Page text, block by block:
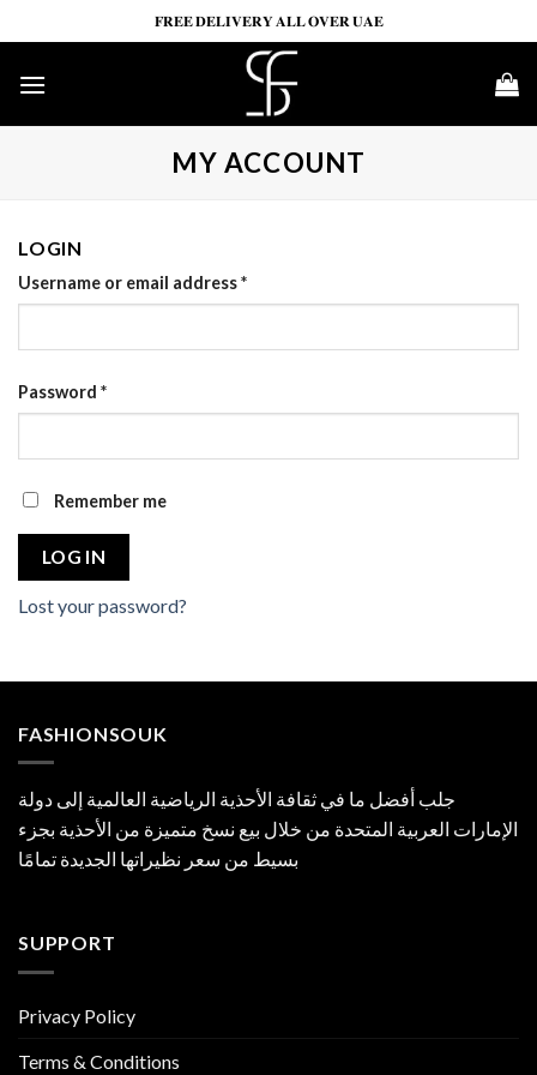
to
content
𝐅𝐑𝐄𝐄 𝐃𝐄𝐋𝐈𝐕𝐄𝐑𝐘 𝐀𝐋𝐋 𝐎𝐕𝐄𝐑 𝐔𝐀𝐄
MY ACCOUNT
LOGIN
Username or email address*
Password *
Remember me
LOG IN
Lost your password?
FASHIONSOUK
جلب أفضل ما في ثقافة الأحذية الرياضية العالمية إلى دولة
الإمارات العربية المتحدة من خلال بيع نسخ متميزة من الأحذية بجزء
بسيط من سعر نظيراتها الجديدة تمامًا
SUPPORT
Privacy Policy
Terms & Conditions